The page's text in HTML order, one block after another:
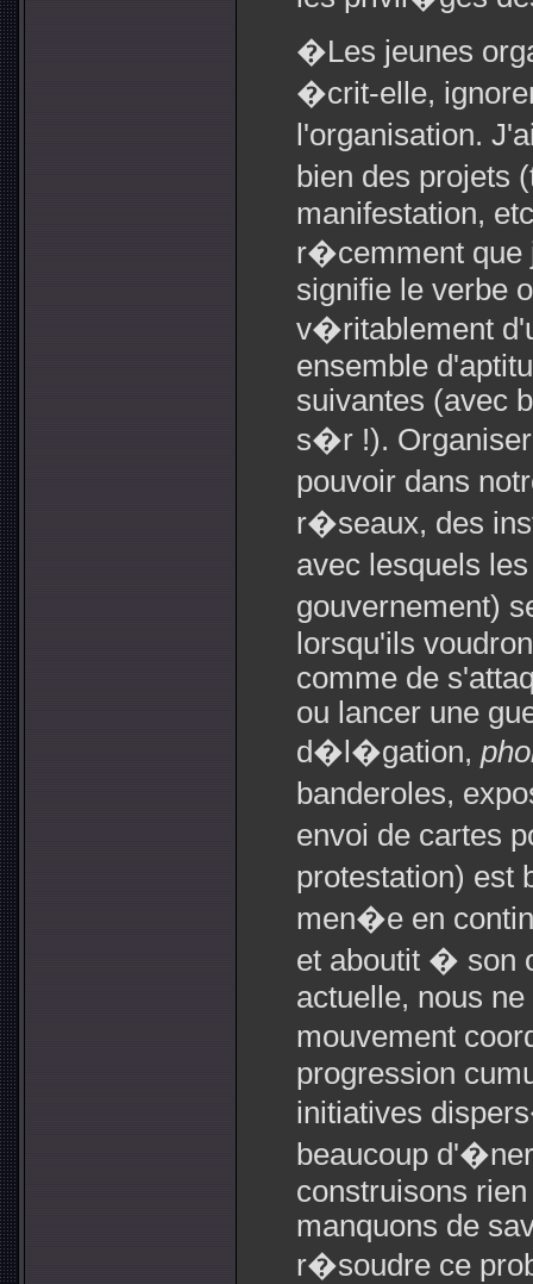
�Les jeunes
�crit-elle,
l'organisation.
bien des projets
manifestation,
r�cemment que
signifie le verbe
v�ritablement
ensemble
suivantes (avec
s�r !).
pouvoir dans
r�seaux, des
avec lesquels
gouvernement)
lorsqu'ils
comme de
ou lancer une
d�l�gation,
banderoles,
envoi de cartes
protestation) est
men�e en
et aboutit � son
actuelle, nous
mouvement
progression
initiatives
beaucoup
construisons
manquons de
r�soudre ce